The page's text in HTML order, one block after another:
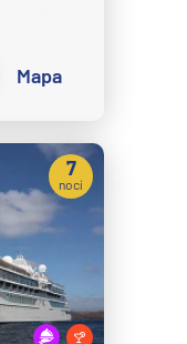
Mapa
7
nocí